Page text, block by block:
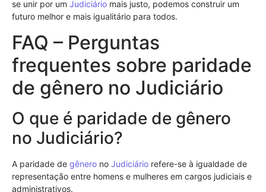
se unir por um Judiciário mais justo, podemos construir um
futuro melhor e mais igualitário para todos.
FAQ – Perguntas
frequentes sobre paridade
de gênero no Judiciário
O que é paridade de gênero
no Judiciário?
A paridade de gênero no Judiciário refere-se à igualdade de
representação entre homens e mulheres em cargos judiciais e
administrativos.